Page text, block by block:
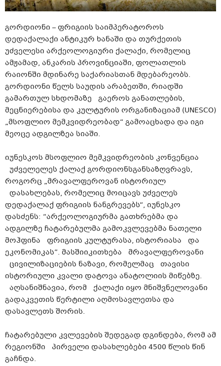
გორდიონი – ფრიგიის საიმპერატოროს
დედაქალაქი ანტიკურ ხანაში და თურქეთის
უძველესი არქეოლოგიური ქალაქი, რომელიც
ამჟამად, ანკარის პროვინციაში, ფოლათლის
რაიონში მდინარე საქარიასთან მდებარეობს.
გორდიონი წელს საუდის არაბეთში, რიადში
გამართულ სხდომაზე გაეროს განათლების,
მეცნიერებისა და კულტურის ორგანიზაციამ (UNESCO)
„მსოფლიო მემკვიდრეობად“ გამოაცხადა და იგი
მეოცე ადგილზეა სიაში.
იუნესკოს მსოფლიო მემკვიდრეობის კონვენცია
უძველელეს ქალაქ გორდიონსგანსაზღვრავს,
როგორც „მრავალფეროვან ისტორიულ
დასახლებას, რომელიც მოიცავს უძველეს
დედაქალაქ ფრიგიის ნანგრევებს“, იუნესკო
დასძენს: “არქეოლოგიურმა გათხრებმა და
ადგილზე ჩატარებულმა გამოკვლევებმა ნათელი
მოჰფინა ფრიგიის კულტურასა, ისტორიასა და
ეკონომიკას”. მასშიიკითხება მრავალფეროვანი
ცივილიზაციების ნაზავი, რომელმაც თავისი
ისტორიული კვალი დატოვა ანატოლიის მიწებზე.
აღსანიშნავია, რომ ქალაქი იყო მნიშვნელოვანი
გადაკვეთის წერტილი აღმოსავლეთსა და
დასავლეთს შორის.
ჩატარებული კვლევების შედეგად დგინდება, რომ ამ
რეგიონში პირველი დასახლებები 4500 წლის წინ
გაჩნდა.